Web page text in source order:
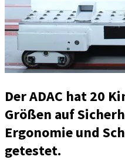
Der ADAC hat 20
Größen auf
Ergonomie und
getestet.